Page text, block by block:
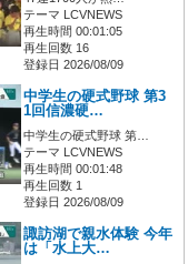
テーマ LCVNEWS
再生時間 00:01:05
再生回数 16
登録日 2026/08/09
中学生の硬式野球 第3
1回信濃硬…
中学生の硬式野球 第…
テーマ LCVNEWS
再生時間 00:01:48
再生回数 1
登録日 2026/08/09
諏訪湖で親水体験 今年
は「水上大…